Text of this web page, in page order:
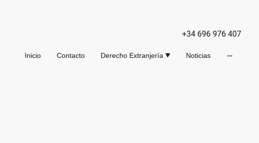
+34 696 976 407
Inicio Contacto Derecho Extranjería Noticias